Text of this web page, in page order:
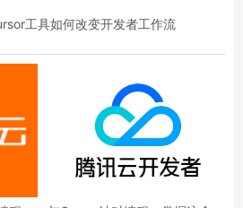
工具如何改变开发者工作流